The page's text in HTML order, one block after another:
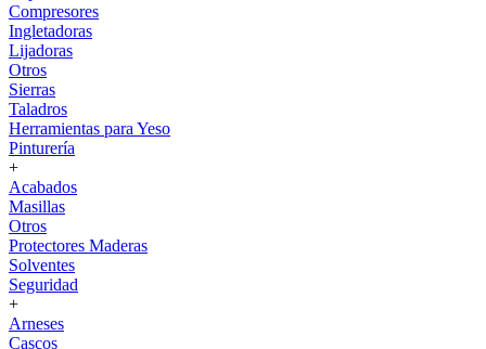
Compresores
Ingletadoras
Lijadoras
Otros
Sierras
Taladros
Herramientas para Yeso
Pinturería
+
Acabados
Masillas
Otros
Protectores Maderas
Solventes
Seguridad
+
Arneses
Cascos